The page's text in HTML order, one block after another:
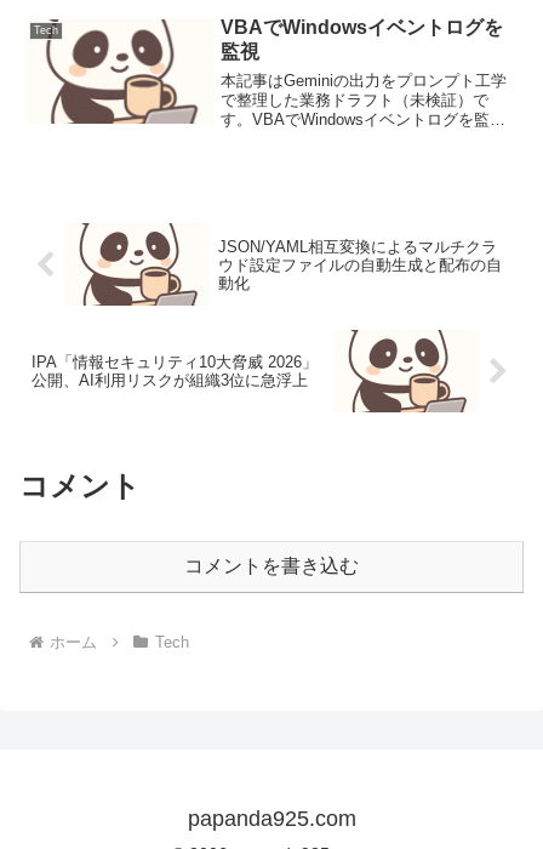
が有効で...
Tech
VBAでWindowsイベントログを
監視
本記事はGeminiの出力をプロンプト工学
で整理した業務ドラフト（未検証）で
す。VBAでWindowsイベントログを監視
JSON/YAML相互変換によるマルチクラ
ウド設定ファイルの自動生成と配布の自
動化
IPA「情報セキュリティ10大脅威 2026」
公開、AI利用リスクが組織3位に急浮上
コメント
コメントを書き込む
ホーム Tech
papanda925.com